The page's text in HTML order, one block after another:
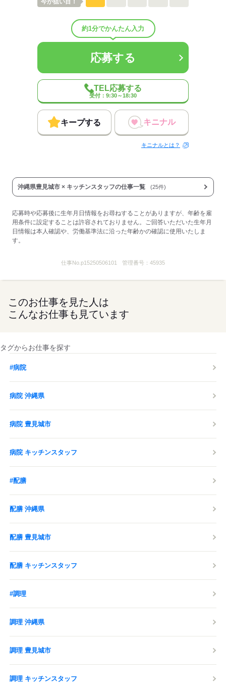
今が狙い目！
約1分でかんたん入力
応募する
TEL応募する
受付：9:30～18:30
キープする キニナル
キニナルとは？
沖縄県豊見城市 × キッチンスタッフの仕事一覧 (25件)
応募時や応募後に生年月日情報をお尋ねすることがありますが、年齢を雇
用条件に設定することは許容されておりません。ご回答いただいた生年月
日情報は本人確認や、労働基準法に沿った年齢かの確認に使用いたしま
す。
仕事No. p15250506101 管理番号： 45935
このお仕事を見た人は
こんなお仕事も見ています
タグからお仕事を探す
#病院
病院 沖縄県
病院 豊見城市
病院 キッチンスタッフ
#配膳
配膳 沖縄県
配膳 豊見城市
配膳 キッチンスタッフ
#調理
調理 沖縄県
調理 豊見城市
調理 キッチンスタッフ